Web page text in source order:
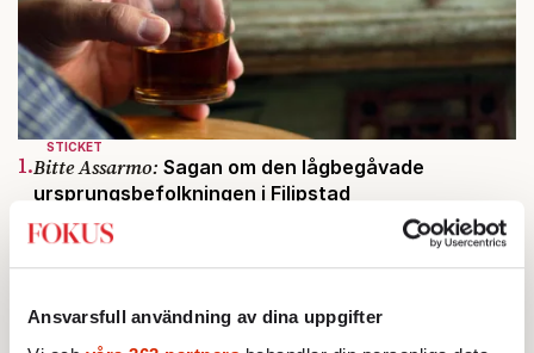
Ansvarsfull användning av dina uppgifter
STICKET
1.Bitte Assarmo: Sagan om den lågbegåvade
ursprungsbefolkningen i Filipstad
2.Sakine Madon:
Efter islamistdådet oroar sig
Av: Bengt Jangfeldt